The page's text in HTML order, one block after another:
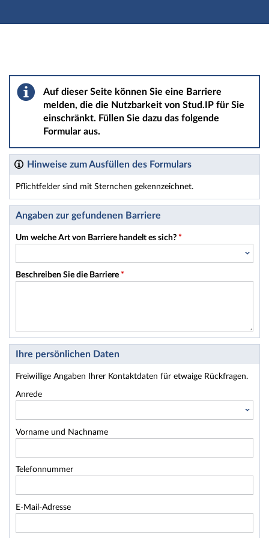
Hauptnavigation
Barriere melden
Auf dieser Seite können Sie eine Barriere
melden, die die Nutzbarkeit von Stud.IP für Sie
einschränkt. Füllen Sie dazu das folgende
Formular aus.
Hinweise zum Ausfüllen des Formulars
Pflichtfelder sind mit Sternchen gekennzeichnet.
Dieses Formular enthält Pflichtfelder.
Angaben zur gefundenen Barriere
Um welche Art von Barriere handelt es sich? *
Beschreiben Sie die Barriere *
Ihre persönlichen Daten
Freiwillige Angaben Ihrer Kontaktdaten für etwaige Rückfragen.
Anrede
Vorname und Nachname
Telefonnummer
E-Mail-Adresse